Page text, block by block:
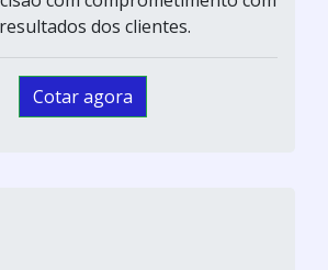
dos clientes.
Cotar agora